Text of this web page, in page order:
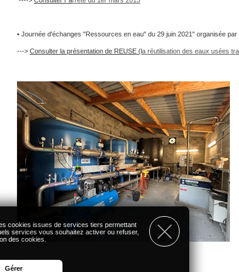
• Journée d'échanges "Ressources en eau" du 29 juin 2021" organisée
---> Consulter la présentation de REUSE (la réutilisation des eaux usées
cookies issues de services tiers permettant
services vous souhaitez activer ou refuser,
des cookies.
Gérer